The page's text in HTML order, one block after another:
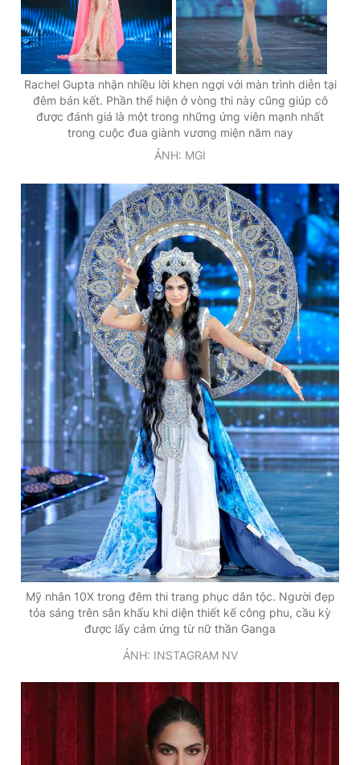
Rachel Gupta nhận nhiều lời khen ngợi với màn trình diễn tại
đêm bán kết. Phần thể hiện ở vòng thi này cũng giúp cô
được đánh giá là một trong những ứng viên mạnh nhất
trong cuộc đua giành vương miện năm nay
ẢNH: MGI
Mỹ nhân 10X trong đêm thi trang phục dân tộc. Người đẹp
tỏa sáng trên sân khấu khi diện thiết kế công phu, cầu kỳ
được lấy cảm ứng từ nữ thần Ganga
ẢNH: INSTAGRAM NV